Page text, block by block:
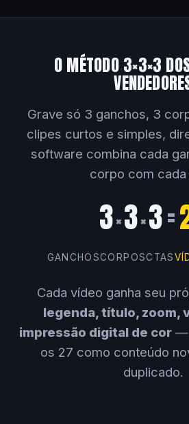
O MÉTODO 3×3×3
Grave só 3 ganchos, 3
clipes curtos e simples,
software combina cada
corpo com cada
3×3×3=
GANCHOSCORPOSCTAS
Cada vídeo ganha seu
legenda, título, zoom,
impressão digital de cor —
os 27 como conteúdo
duplicado.